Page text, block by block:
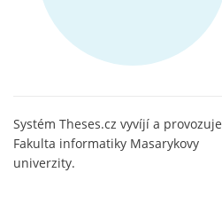
Systém Theses.cz vyvíjí a provozuje
Fakulta informatiky Masarykovy
univerzity.